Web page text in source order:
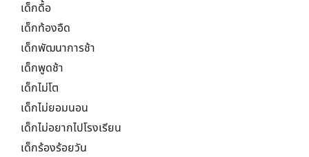
เด็กดื้อ
เด็กท้องอืด
เด็กพัฒนาการช้า
เด็กพูดช้า
เด็กไม่โต
เด็กไม่ยอมนอน
เด็กไม่อยากไปโรงเรียน
เด็กร้องร้อยวัน